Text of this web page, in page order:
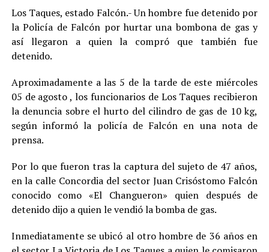
Los Taques, estado Falcón.- Un hombre fue detenido por
la Policía de Falcón por hurtar una bombona de gas y
así llegaron a quien la compró que también fue
detenido.
Aproximadamente a las 5 de la tarde de este miércoles
05 de agosto , los funcionarios de Los Taques recibieron
la denuncia sobre el hurto del cilindro de gas de 10 kg,
según informó la policía de Falcón en una nota de
prensa.
Por lo que fueron tras la captura del sujeto de 47 años,
en la calle Concordia del sector Juan Crisóstomo Falcón
conocido como «El Changueron» quien después de
detenido dijo a quien le vendió la bomba de gas.
Inmediatamente se ubicó al otro hombre de 36 años en